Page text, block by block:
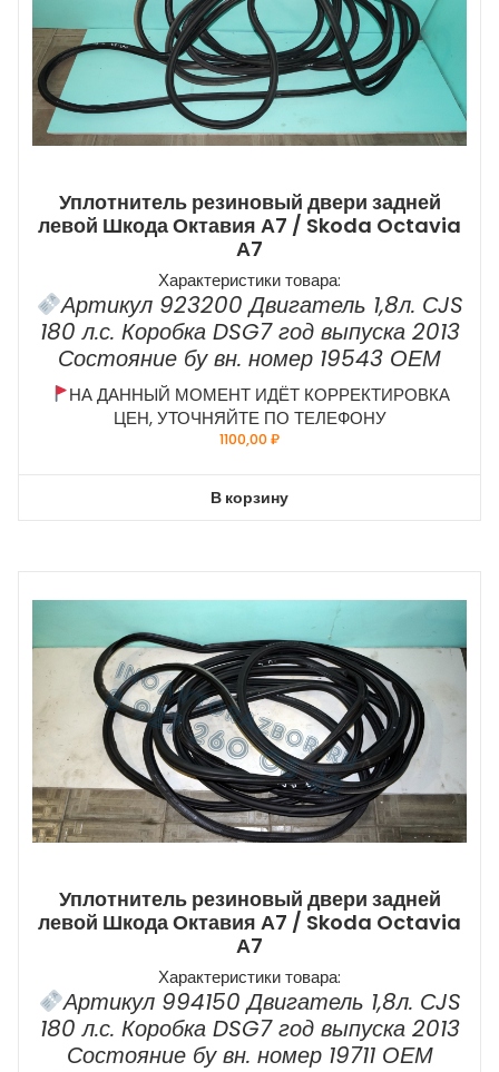
Уплотнитель резиновый двери задней
левой Шкода Октавия А7 / Skoda Octavia
А7
Характеристики товара:
Артикул 923200 Двигатель 1,8л. СJS
180 л.с. Коробка DSG7 год выпуска 2013
Состояние бу вн. номер 19543 ОЕМ
НА ДАННЫЙ МОМЕНТ ИДЁТ КОРРЕКТИРОВКА
ЦЕН, УТОЧНЯЙТЕ ПО ТЕЛЕФОНУ
1100,00₽
В корзину
Уплотнитель резиновый двери задней
левой Шкода Октавия А7 / Skoda Octavia
А7
Характеристики товара:
Артикул 994150 Двигатель 1,8л. СJS
180 л.с. Коробка DSG7 год выпуска 2013
Состояние бу вн. номер 19711 ОЕМ